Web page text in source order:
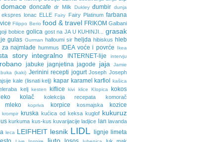
domace doncafe dr Milk Dukley đumbir dunja
ekspres lonac ELLE Fairy Fairy Platinum farbana
Filippo Berio food & travel FRIKOM Galbani
bobice golica gost na JA U KUHINJI... grasak
gulas Gurman halloumi sir heljda hibiskus hleb
za najmlađe hummus IDEA voće i povrće Ikea
story integralno INTERNET-lije intervju
jabuke jagnjetina jagode jaja
Jamie
(kaki) Jerinini recepti jogurt Joseph Joseph
kale (lisnati kelj) kapar karamel karfiol kašica
kelj kesten kiflice kivi klice Klopica
kokos
kolač kolekcija recepata komorač
mleko kopriva korpice kosmajska kozice
krompir kruska kućica od keksa kuglof kukuruz
kurkuma kus-kus kuvarijacije ladjice lan lavanda
leca LEIFHEIT lesnik LIDL lignje limeta